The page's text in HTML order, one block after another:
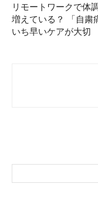
リモートワークで体
増えている？ 「自粛
いち早いケアが大切